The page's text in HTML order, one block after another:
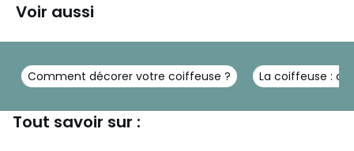
Voir aussi
Comment décorer votre coiffeuse ? La coiffeuse :
Tout savoir sur :